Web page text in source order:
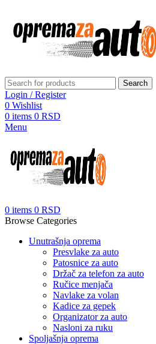
Search
Login / Register
0 Wishlist
0 items 0 RSD
Menu
0 items 0 RSD
Browse Categories
Unutrašnja oprema
Presvlake za auto
Patosnice za auto
Držač za telefon za auto
Ručice menjača
Navlake za volan
Kadice za gepek
Organizator za auto
Nasloni za ruku
Spoljašnja oprema